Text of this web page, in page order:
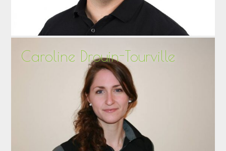
Caroline Drouin-Tourville